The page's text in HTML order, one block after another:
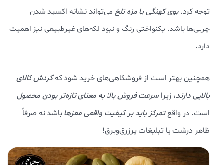
توجه کرد.بوی کهنگی یا مزه تلخ می‌تواند نشانه اکسید شدن
چربی‌ها باشد. یکنواختی رنگ و نبود لکه‌های غیرطبیعی نیز اهمیت
دارد.
همچنین بهتر است از فروشگاهی‌های خرید شود کهگردش کالای
بالایی دارند، زیرا سرعت فروش بالا به معنای تازه‌تر بودن محصول
است. در واقعتمرکز باید بر کیفیت واقعی مغزها باشد نه صرفاً
ظاهر درشت یا تبلیغات پرزرق‌وبرق!